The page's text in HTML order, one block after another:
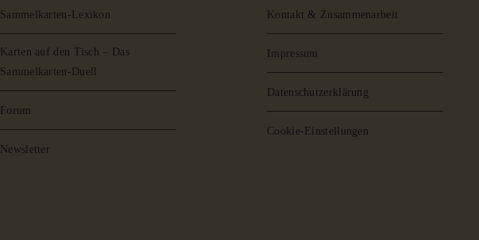
Sammelkarten-Lexikon
Karten auf den Tisch – Das
Sammelkarten-Duell
Forum
Newsletter
Kontakt & Zusammenarbeit
Impressum
Datenschutzerklärung
Cookie-Einstellungen